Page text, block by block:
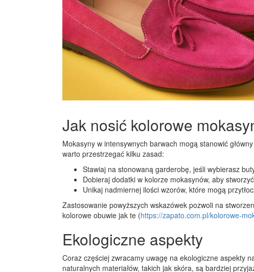
Jak nosić kolorowe
Mokasyny w intensywnych barwach mogą stanowić
warto przestrzegać kilku zasad:
Stawiaj na stonowaną garderobę, jeśli wybierasz
Dobieraj dodatki w kolorze mokasynów, aby
Unikaj nadmiernej ilości wzorów, które mogą
Zastosowanie powyższych wskazówek pozwoli na
kolorowe obuwie jak te (https://zapato.com.pl/kolorowe-
Ekologiczne aspekty
Coraz częściej zwracamy uwagę na ekologiczne aspekty
naturalnych materiałów, takich jak skóra, są bardziej